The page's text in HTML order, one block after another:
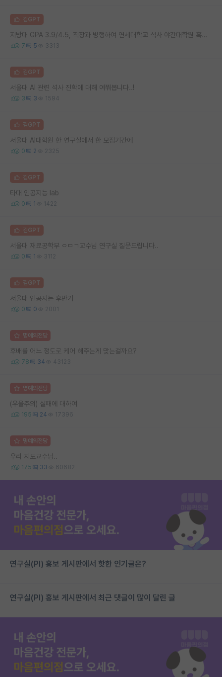
김GPT
지방대 GPA 3.9/4.5, 직장과 병행하여 연세대학교 석사 야간대학원 혹은 카이스트 시간제 석사 소프트웨어전문가과정을 지원해볼 수 있을까요?
7 5 3313
김GPT
서울대 AI 관련 석사 진학에 대해 여쭤봅니다..!
3 3 1594
김GPT
서울대 AI대학원 한 연구실에서 한 모집기간에
0 2 2325
김GPT
타대 인공지능 lab
0 1 1422
김GPT
서울대 재료공학부 ㅇㅁㄱ교수님 연구실 질문드립니다..
0 1 3112
김GPT
서울대 인공지는 후반기
0 0 2001
명예의전당
후배를 어느 정도로 케어 해주는게 맞는걸까요?
78 34 43123
명예의전당
(우울주의) 실패에 대하여
195 24 17396
명예의전당
우리 지도교수님..
175 33 60682
연구실(PI) 홍보 게시판에서 핫한 인기글은?
연구실(PI) 홍보 게시판에서 최근 댓글이 많이 달린 글